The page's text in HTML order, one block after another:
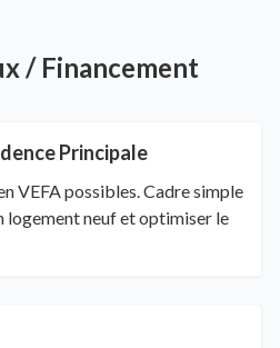
/ Financement
Principale
VEFA possibles. Cadre simple
logement neuf et optimiser le